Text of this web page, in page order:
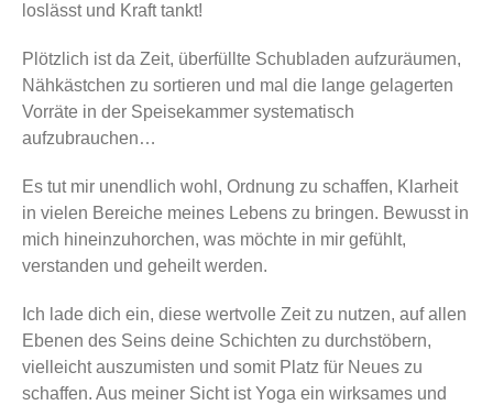
loslässt und Kraft tankt!
Plötzlich ist da Zeit, überfüllte Schubladen aufzuräumen,
Nähkästchen zu sortieren und mal die lange gelagerten
Vorräte in der Speisekammer systematisch
aufzubrauchen…
Es tut mir unendlich wohl, Ordnung zu schaffen, Klarheit
in vielen Bereiche meines Lebens zu bringen. Bewusst in
mich hineinzuhorchen, was möchte in mir gefühlt,
verstanden und geheilt werden.
Ich lade dich ein, diese wertvolle Zeit zu nutzen, auf allen
Ebenen des Seins deine Schichten zu durchstöbern,
vielleicht auszumisten und somit Platz für Neues zu
schaffen. Aus meiner Sicht ist Yoga ein wirksames und